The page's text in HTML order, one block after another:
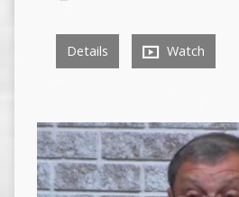
Details Watch